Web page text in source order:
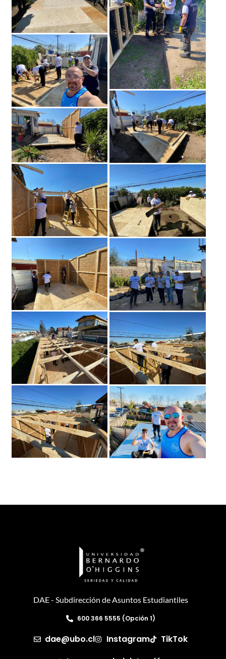
DAE - Subdirección de Asuntos Estudiantiles
600 366 5555 (Opción 1)
dae@ubo.cl Instagram
TikTok